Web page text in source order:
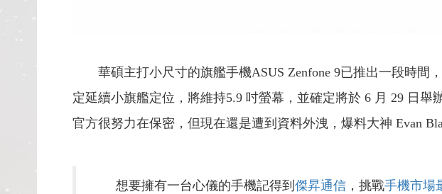
華碩主打小尺寸的旗艦手機ASUS Zenfone 9已推出一段時間
定延續小旗艦定位，將維持5.9 吋螢幕，並確定將於 6 月 29 日
官方很努力在保密，但現在還是遭到資料外洩，爆料大神 Evan
想要擁有一台心儀的手機記得到 傑昇通信 ，挑戰手機市場